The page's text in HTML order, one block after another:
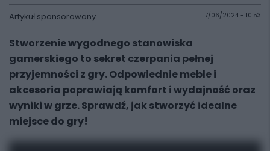
Artykuł sponsorowany 17/06/2024 - 10:53
Stworzenie wygodnego stanowiska
gamerskiego to sekret czerpania pełnej
przyjemności z gry. Odpowiednie meble i
akcesoria poprawiają komfort i wydajność oraz
wyniki w grze. Sprawdź, jak stworzyć idealne
miejsce do gry!